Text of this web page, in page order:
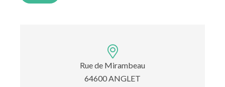
Rue de Mirambeau
64600 ANGLET